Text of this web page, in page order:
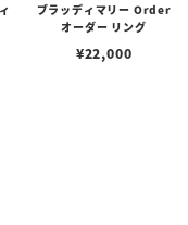
ブラッディマリー Order
オーダー リング
¥22,000